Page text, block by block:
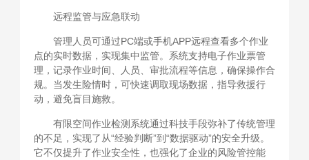
远程监管与应急联动
管理人员可通过PC端或手机APP远程查看多个作业
点的实时数据，实现集中监管。系统支持电子作业票管
理，记录作业时间、人员、审批流程等信息，确保操作合
规。当发生险情时，可快速调取现场数据，指导救援行
动，避免盲目施救。
有限空间作业检测系统通过科技手段弥补了传统管理
的不足，实现了从“经验判断”到“数据驱动”的安全升级。
它不仅提升了作业安全性，也强化了企业的风险管控能